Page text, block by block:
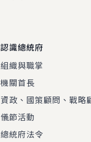
認識總統府
組織與職掌
機關首長
資政、國策顧問、戰略
儀節活動
總統府法令